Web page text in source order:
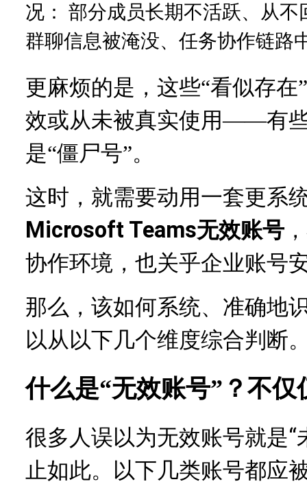
况：
部分成员长期不活跃、从
群聊信息被淹没、任务协作链路
更麻烦的是，这些“看似存
效或从未被真实使用——有
是“僵尸号”。
这时，就需要动用一套更系
Microsoft Teams无效账号
协作环境，也关乎企业账号
那么，该如何系统、准确地
以从以下几个维度综合判断
什么是“无效账号”？不
很多人误以为无效账号就是“
止如此。以下几类账号都应